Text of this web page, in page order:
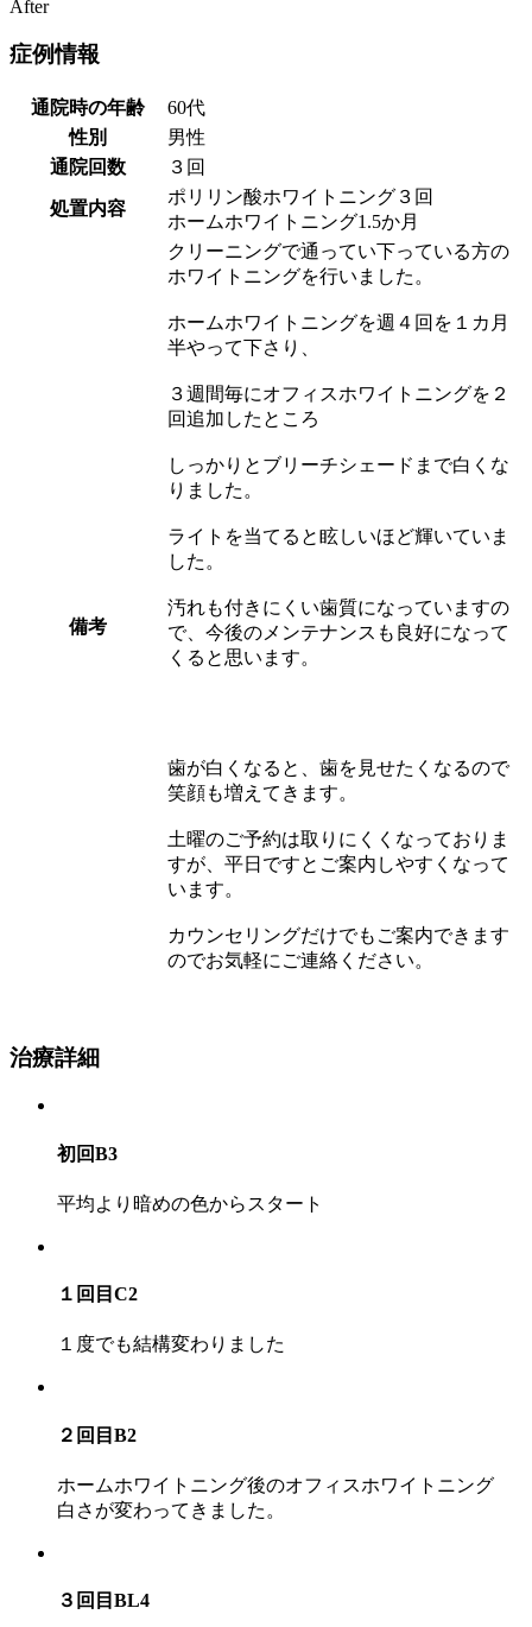
After
症例情報
通院時の年齢
60代
性別
男性
通院回数
３回
処置内容
ポリリン酸ホワイトニング３回
ホームホワイトニング1.5か月
備考
クリーニングで通ってい下っている方の
ホワイトニングを行いました。
ホームホワイトニングを週４回を１カ月
半やって下さり、
３週間毎にオフィスホワイトニングを２
回追加したところ
しっかりとブリーチシェードまで白くな
りました。
ライトを当てると眩しいほど輝いていま
した。
汚れも付きにくい歯質になっていますの
で、今後のメンテナンスも良好になって
くると思います。
歯が白くなると、歯を見せたくなるので
笑顔も増えてきます。
土曜のご予約は取りにくくなっておりま
すが、平日ですとご案内しやすくなって
います。
カウンセリングだけでもご案内できます
のでお気軽にご連絡ください。
治療詳細
初回B3
平均より暗めの色からスタート
１回目C2
１度でも結構変わりました
２回目B2
ホームホワイトニング後のオフィスホワイトニング
白さが変わってきました。
３回目BL4